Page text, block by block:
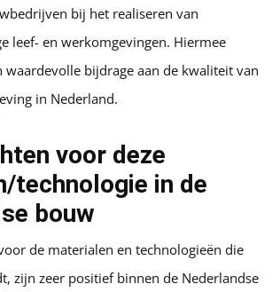
bij het realiseren van
leef- en werkomgevingen. Hiermee
waardevolle bijdrage aan de kwaliteit van
in Nederland.
voor deze
technologie in de
bouw
de materialen en technologieën die
zijn zeer positief binnen de Nederlandse